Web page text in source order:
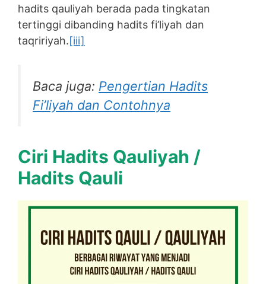
hadits qauliyah berada pada tingkatan
tertinggi dibanding hadits fi’liyah dan
taqririyah.[iii]
Baca juga: Pengertian Hadits
Fi’liyah dan Contohnya
Ciri Hadits Qauliyah /
Hadits Qauli